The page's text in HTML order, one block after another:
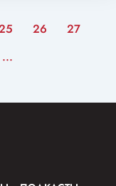
26
27
...